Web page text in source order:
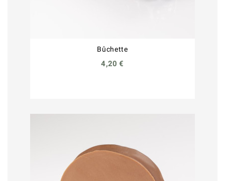
Bûchette
4,20 €